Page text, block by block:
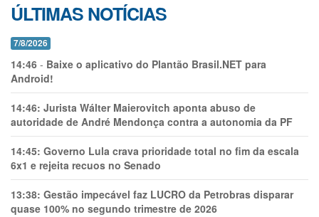
ÚLTIMAS NOTÍCIAS
7/8/2026
14:46 - Baixe o aplicativo do Plantão Brasil.NET para
Android!
14:46: Jurista Wálter Maierovitch aponta abuso de
autoridade de André Mendonça contra a autonomia da PF
14:45: Governo Lula crava prioridade total no fim da escala
6x1 e rejeita recuos no Senado
13:38: Gestão impecável faz LUCRO da Petrobras disparar
quase 100% no segundo trimestre de 2026